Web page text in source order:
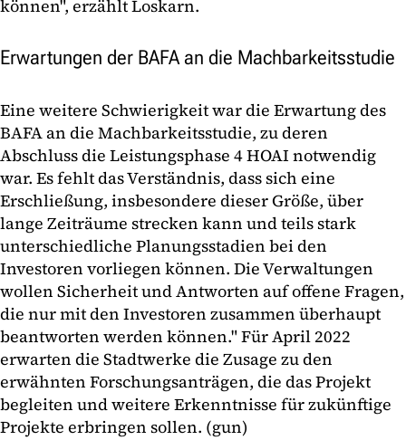
können", erzählt Loskarn.
Erwartungen der BAFA an die Machbarkeitsstudie
Eine weitere Schwierigkeit war die Erwartung des
BAFA an die Machbarkeitsstudie, zu deren
Abschluss die Leistungsphase 4 HOAI notwendig
war. Es fehlt das Verständnis, dass sich eine
Erschließung, insbesondere dieser Größe, über
lange Zeiträume strecken kann und teils stark
unterschiedliche Planungsstadien bei den
Investoren vorliegen können. Die Verwaltungen
wollen Sicherheit und Antworten auf offene Fragen,
die nur mit den Investoren zusammen überhaupt
beantworten werden können." Für April 2022
erwarten die Stadtwerke die Zusage zu den
erwähnten Forschungsanträgen, die das Projekt
begleiten und weitere Erkenntnisse für zukünftige
Projekte erbringen sollen. (gun)